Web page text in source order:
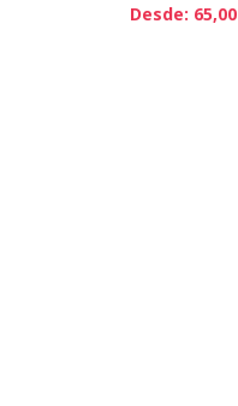
Desde: 65,00